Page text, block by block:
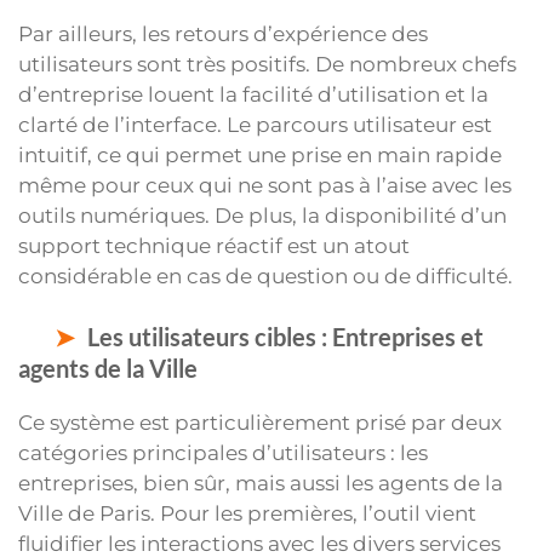
Par ailleurs, les retours d’expérience des
utilisateurs sont très positifs. De nombreux chefs
d’entreprise louent la facilité d’utilisation et la
clarté de l’interface. Le parcours utilisateur est
intuitif, ce qui permet une prise en main rapide
même pour ceux qui ne sont pas à l’aise avec les
outils numériques. De plus, la disponibilité d’un
support technique réactif est un atout
considérable en cas de question ou de difficulté.
Les utilisateurs cibles : Entreprises et
agents de la Ville
Ce système est particulièrement prisé par deux
catégories principales d’utilisateurs : les
entreprises, bien sûr, mais aussi les agents de la
Ville de Paris. Pour les premières, l’outil vient
fluidifier les interactions avec les divers services